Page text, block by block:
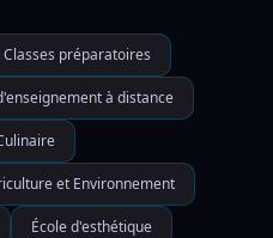
Classes préparatoires
à distance
et Environnement
École d'esthétique